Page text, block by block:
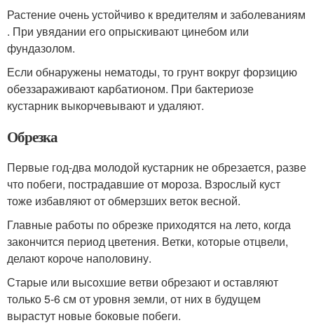
Растение очень устойчиво к вредителям и заболеваниям
. При увядании его опрыскивают цинебом или
фундазолом.
Если обнаружены нематоды, то грунт вокруг форзицию
обеззараживают карбатионом. При бактериозе
кустарник выкорчевывают и удаляют.
Обрезка
Первые год-два молодой кустарник не обрезается, разве
что побеги, пострадавшие от мороза. Взрослый куст
тоже избавляют от обмерзших веток весной.
Главные работы по обрезке приходятся на лето, когда
закончится период цветения. Ветки, которые отцвели,
делают короче наполовину.
Старые или высохшие ветви обрезают и оставляют
только 5-6 см от уровня земли, от них в будущем
вырастут новые боковые побеги.